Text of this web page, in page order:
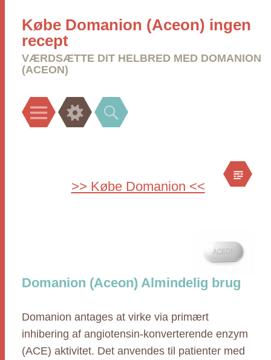
Købe Domanion (Aceon) ingen
recept
VÆRDSÆTTE DIT HELBRED MED DOMANION
(ACEON)
Menu Widgets Search
>> Købe Domanion <<
Domanion (Aceon) Almindelig brug
Domanion antages at virke via primært
inhibering af angiotensin-konverterende enzym
(ACE) aktivitet. Det anvendes til patienter med